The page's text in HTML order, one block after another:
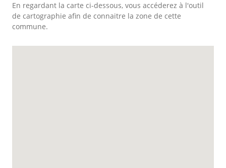
En regardant la carte ci-dessous, vous accéderez à l'outil
de cartographie afin de connaitre la zone de cette
commune.